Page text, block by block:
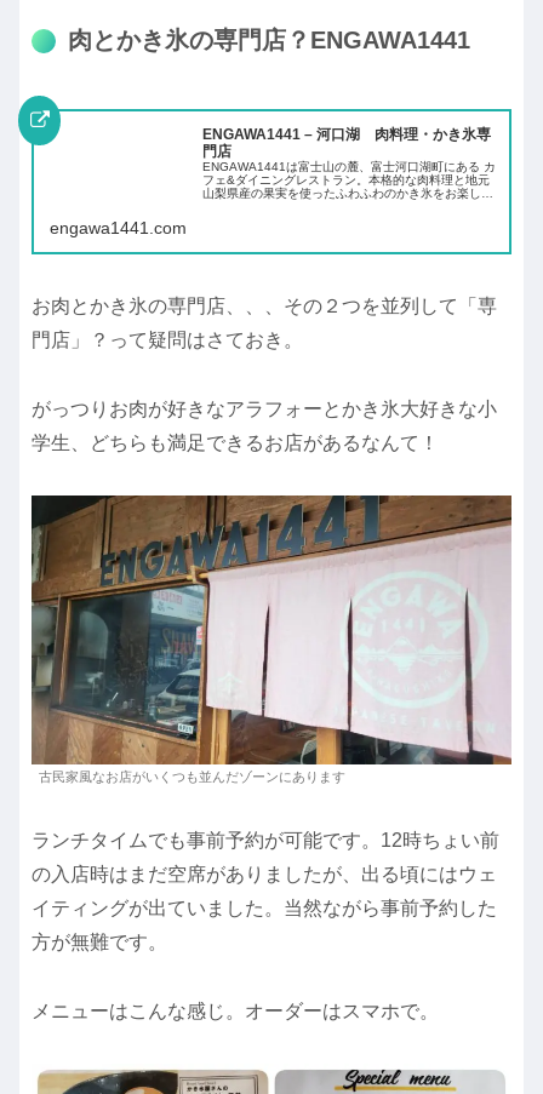
肉とかき氷の専門店？ENGAWA1441
ENGAWA1441 – 河口湖 肉料理・かき氷専
門店
ENGAWA1441は富士山の麓、富士河口湖町にある カ
フェ&ダイニングレストラン。本格的な肉料理と地元
山梨県産の果実を使ったふわふわのかき氷をお楽しみ
engawa1441.com
お肉とかき氷の専門店、、、その２つを並列して「専
門店」？って疑問はさておき。
がっつりお肉が好きなアラフォーとかき氷大好きな小
学生、どちらも満足できるお店があるなんて！
古民家風なお店がいくつも並んだゾーンにあります
ランチタイムでも事前予約が可能です。12時ちょい前
の入店時はまだ空席がありましたが、出る頃にはウェ
イティングが出ていました。当然ながら事前予約した
方が無難です。
メニューはこんな感じ。オーダーはスマホで。